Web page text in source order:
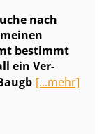
nach
bestimmt
ein Ver­
[...mehr]